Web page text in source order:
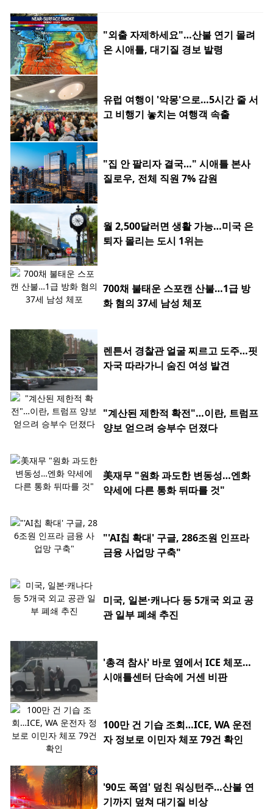
"외출 자제하세요"…산불 연기 몰려
온 시애틀, 대기질 경보 발령
유럽 여행이 '악몽'으로…5시간 줄 서
고 비행기 놓치는 여행객 속출
"집 안 팔리자 결국…" 시애틀 본사
질로우, 전체 직원 7% 감원
월 2,500달러면 생활 가능…미국 은
퇴자 몰리는 도시 1위는
700채 불태운 스포캔 산불…1급 방
화 혐의 37세 남성 체포
렌튼서 경찰관 얼굴 찌르고 도주…핏
자국 따라가니 숨진 여성 발견
"계산된 제한적 확전"…이란, 트럼프
양보 얻으려 승부수 던졌다
美재무 "원화 과도한 변동성…엔화
약세에 다른 통화 뒤따를 것"
"'AI칩 확대' 구글, 286조원 인프라
금융 사업망 구축"
미국, 일본·캐나다 등 5개국 외교 공
관 일부 폐쇄 추진
'총격 참사' 바로 옆에서 ICE 체포…
시애틀센터 단속에 거센 비판
100만 건 기습 조회…ICE, WA 운전
자 정보로 이민자 체포 79건 확인
'90도 폭염' 덮친 워싱턴주…산불 연
기까지 덮쳐 대기질 비상